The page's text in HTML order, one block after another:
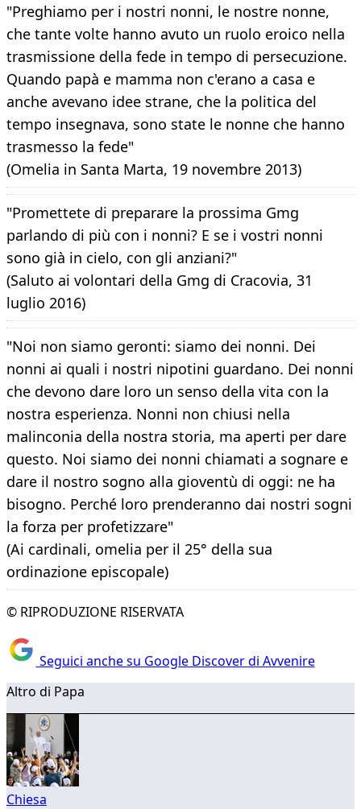
"Preghiamo per i nostri nonni, le nostre nonne,
che tante volte hanno avuto un ruolo eroico nella
trasmissione della fede in tempo di persecuzione.
Quando papà e mamma non c'erano a casa e
anche avevano idee strane, che la politica del
tempo insegnava, sono state le nonne che hanno
trasmesso la fede"
(Omelia in Santa Marta, 19 novembre 2013)
"Promettete di preparare la prossima Gmg
parlando di più con i nonni? E se i vostri nonni
sono già in cielo, con gli anziani?"
(Saluto ai volontari della Gmg di Cracovia, 31
luglio 2016)
"Noi non siamo geronti: siamo dei nonni. Dei
nonni ai quali i nostri nipotini guardano. Dei nonni
che devono dare loro un senso della vita con la
nostra esperienza. Nonni non chiusi nella
malinconia della nostra storia, ma aperti per dare
questo. Noi siamo dei nonni chiamati a sognare e
dare il nostro sogno alla gioventù di oggi: ne ha
bisogno. Perché loro prenderanno dai nostri sogni
la forza per profetizzare"
(Ai cardinali, omelia per il 25° della sua
ordinazione episcopale)
© RIPRODUZIONE RISERVATA
Seguici anche su Google Discover di Avvenire
Altro di Papa
Chiesa